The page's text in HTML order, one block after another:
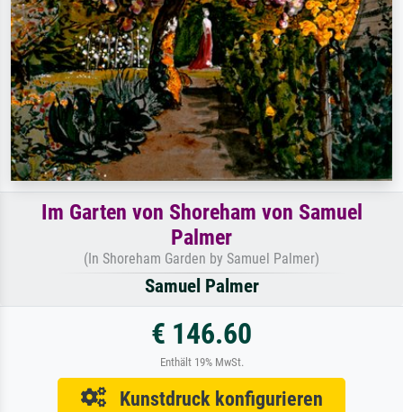
Im Garten von Shoreham von Samuel
Palmer
(In Shoreham Garden by Samuel Palmer)
Samuel Palmer
€ 146.60
Enthält 19% MwSt.
Kunstdruck konfigurieren